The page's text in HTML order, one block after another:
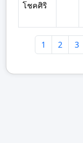
โชคศิริ
1 2 3